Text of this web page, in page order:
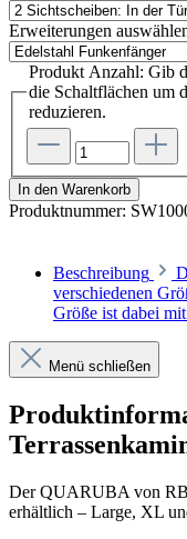
Erweiterungen
Produkt Anzahl: Gib
die Schaltflächen um
reduzieren.
In den Warenkorb
Produktnummer:
Beschreibung
verschiedenen
Größe ist dabei
Menü schließen
Der QUARUBA von
erhältlich – Large, XL